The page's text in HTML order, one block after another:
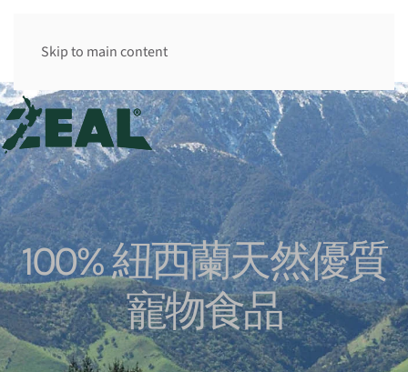
Skip to main content香港 HK
100% 紐西蘭天然優質
寵物食品